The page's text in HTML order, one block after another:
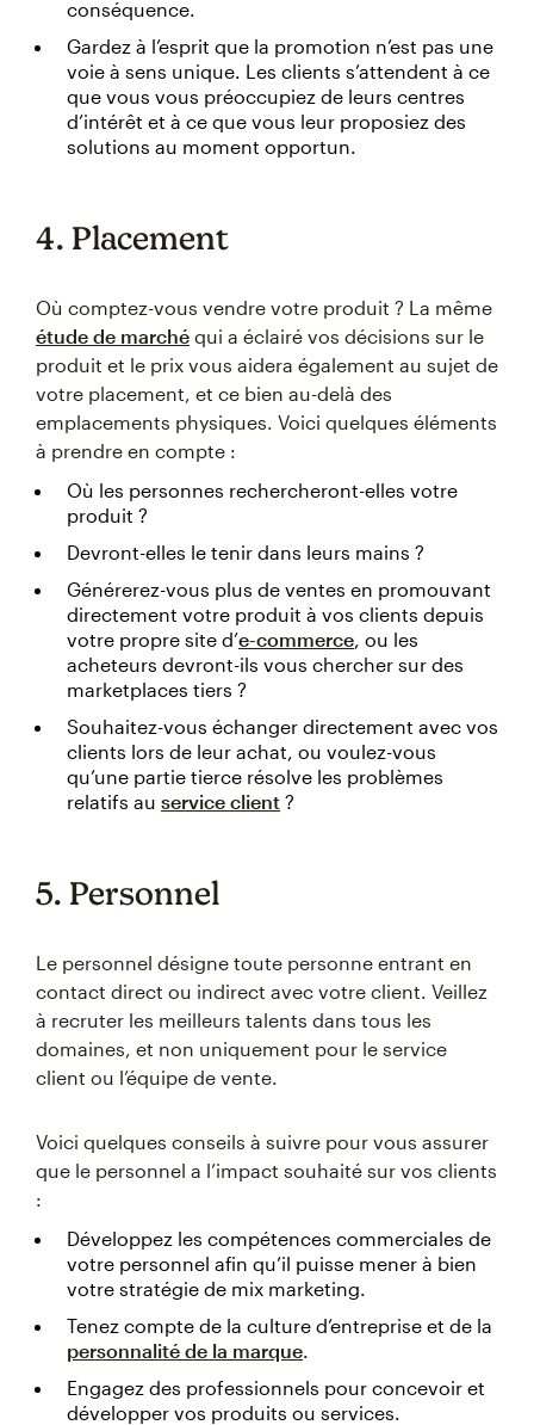
conséquence.
Gardez à l’esprit que la promotion n’est pas une
voie à sens unique. Les clients s’attendent à ce
que vous vous préoccupiez de leurs centres
d’intérêt et à ce que vous leur proposiez des
solutions au moment opportun.
4. Placement
Où comptez-vous vendre votre produit ? La même
étude de marché qui a éclairé vos décisions sur le
produit et le prix vous aidera également au sujet de
votre placement, et ce bien au-delà des
emplacements physiques. Voici quelques éléments
à prendre en compte :
Où les personnes rechercheront-elles votre
produit ?
Devront-elles le tenir dans leurs mains ?
Générerez-vous plus de ventes en promouvant
directement votre produit à vos clients depuis
votre propre site d’e-commerce, ou les
acheteurs devront-ils vous chercher sur des
marketplaces tiers ?
Souhaitez-vous échanger directement avec vos
clients lors de leur achat, ou voulez-vous
qu’une partie tierce résolve les problèmes
relatifs au service client ?
5. Personnel
Le personnel désigne toute personne entrant en
contact direct ou indirect avec votre client. Veillez
à recruter les meilleurs talents dans tous les
domaines, et non uniquement pour le service
client ou l’équipe de vente.
Voici quelques conseils à suivre pour vous assurer
que le personnel a l’impact souhaité sur vos clients
:
Développez les compétences commerciales de
votre personnel afin qu’il puisse mener à bien
votre stratégie de mix marketing.
Tenez compte de la culture d’entreprise et de la
personnalité de la marque.
Engagez des professionnels pour concevoir et
développer vos produits ou services.